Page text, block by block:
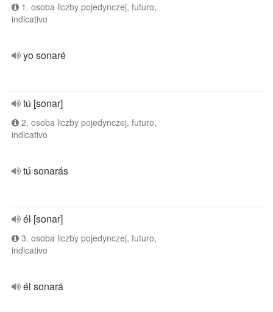
1. osoba liczby pojedynczej, futuro,
indicativo
yo sonaré
tú [sonar]
2. osoba liczby pojedynczej, futuro,
indicativo
tú sonarás
él [sonar]
3. osoba liczby pojedynczej, futuro,
indicativo
él sonará